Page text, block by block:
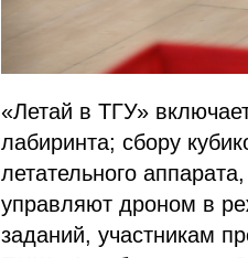
«Летай в ТГУ»
лабиринта; сбору
летательного
управляют дроном в
заданий, участникам